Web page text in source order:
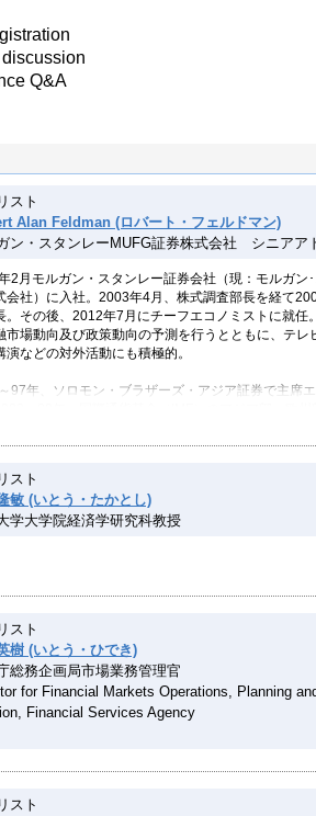
Q&A
スト
Alan Feldman (ロバート・フェルドマン)
ン・スタンレーMUFG証券株式会社 シニアア
2月モルガン・スタンレー証券会社（現：モルガン
会社）に入社。2003年4月、株式調査部長を経て
。その後、2012年7月にチーフエコノミストに就任
市場動向及び政策動向の予測を行うとともに、テレ
演などの対外活動にも積極的。
97年、ソロモン・ブラザーズ・アジア証券で主席
号を取得した。卒業後、ニューヨーク連邦準備銀行
1年間過ごした後、野村総合研究所（1973～74年）
～82年）で研究業務に従事。
スト
敏 (いとう・たかとし)
学大学院経済学研究科教授
スト
樹 (いとう・ひでき)
総務企画局市場業務管理官
for Financial Markets Operations, Planning
Financial Services Agency
スト